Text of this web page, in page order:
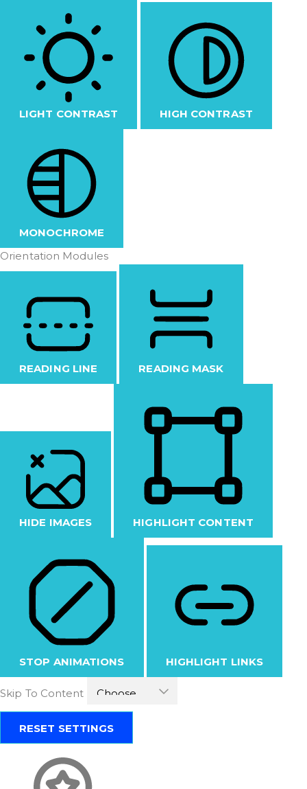
LIGHT CONTRAST HIGH CONTRAST
MONOCHROME
Orientation Modules
READING LINE READING MASK
HIDE IMAGES HIGHLIGHT CONTENT
STOP ANIMATIONS HIGHLIGHT LINKS
Skip To Content
RESET SETTINGS